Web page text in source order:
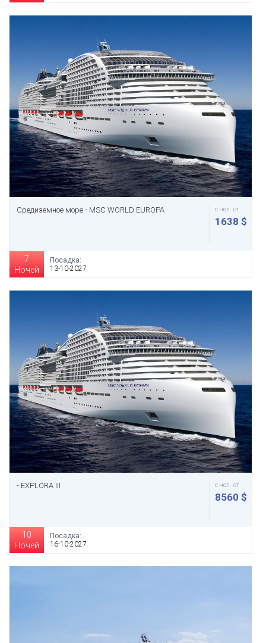
Средиземное море - MSC WORLD EUROPA с чел. от
1638 $
7
Ночей
Посадка:
13-10-2027
- EXPLORA III с чел. от
8560 $
10
Ночей
Посадка:
16-10-2027